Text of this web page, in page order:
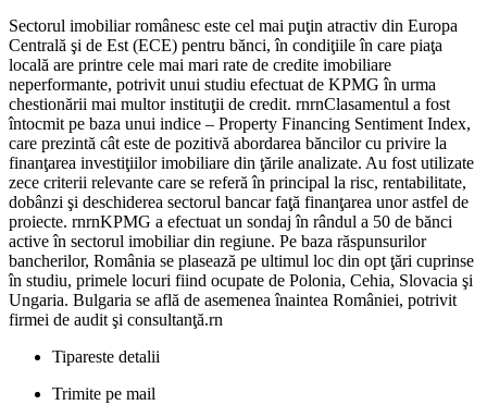
Sectorul imobiliar românesc este cel mai puţin atractiv din Europa
Centrală şi de Est (ECE) pentru bănci, în condiţiile în care piaţa
locală are printre cele mai mari rate de credite imobiliare
neperformante, potrivit unui studiu efectuat de KPMG în urma
chestionării mai multor instituţii de credit. rnrnClasamentul a fost
întocmit pe baza unui indice – Property Financing Sentiment Index,
care prezintă cât este de pozitivă abordarea băncilor cu privire la
finanţarea investiţiilor imobiliare din ţările analizate. Au fost utilizate
zece criterii relevante care se referă în principal la risc, rentabilitate,
dobânzi şi deschiderea sectorul bancar faţă finanţarea unor astfel de
proiecte. rnrnKPMG a efectuat un sondaj în rândul a 50 de bănci
active în sectorul imobiliar din regiune. Pe baza răspunsurilor
bancherilor, România se plasează pe ultimul loc din opt ţări cuprinse
în studiu, primele locuri fiind ocupate de Polonia, Cehia, Slovacia şi
Ungaria. Bulgaria se află de asemenea înaintea României, potrivit
firmei de audit şi consultanţă.rn
Tipareste detalii
Trimite pe mail